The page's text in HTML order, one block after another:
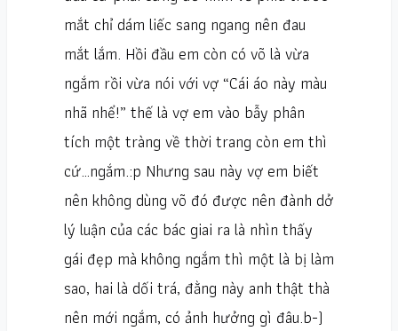
mắt chỉ dám liếc sang ngang nên đau
mắt lắm. Hồi đầu em còn có võ là vừa
ngắm rồi vừa nói với vợ “Cái áo này màu
nhã nhể!” thế là vợ em vào bẫy phân
tích một tràng về thời trang còn em thì
cứ…ngắm.:p Nhưng sau này vợ em biết
nên không dùng võ đó được nên đành dở
lý luận của các bác giai ra là nhìn thấy
gái đẹp mà không ngắm thì một là bị làm
sao, hai là dối trá, đằng này anh thật thà
nên mới ngắm, có ảnh hưởng gì đâu.b-)